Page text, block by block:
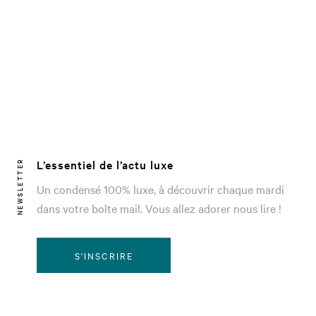
NEWSLETTER
L’essentiel de l’actu luxe
Un condensé 100% luxe, à découvrir chaque mardi
dans votre boîte mail. Vous allez adorer nous lire !
S'INSCRIRE